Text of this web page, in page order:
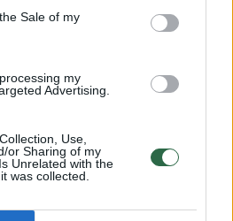
Sale of my
my
Advertising.
Use,
or Sharing of my
Unrelated with the
was collected.
mirties priežasčiai
straipsniu